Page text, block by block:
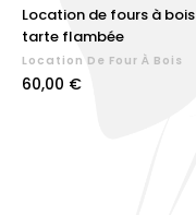
Location de fours à bois
tarte flambée
Location De Four À Bois
Prix
60,00 €